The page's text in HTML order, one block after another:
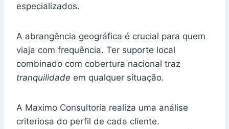
especializados.
A abrangência geográfica é crucial para quem
viaja com frequência. Ter suporte local
combinado com cobertura nacional traz
tranquilidade em qualquer situação.
A Maximo Consultoria realiza uma análise
criteriosa do perfil de cada cliente.